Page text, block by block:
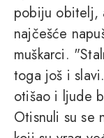
pobiju obitelj,
najčešće
muškarci.
toga još i
otišao i ljude
Otisnuli su se